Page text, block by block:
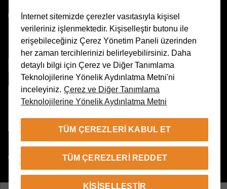
Uygulamamızı İndirin
© 2026 Beymen Tüm Hakları Saklıdır
İnternet sitemizde çerezler vasıtasıyla kişisel
verileriniz işlenmektedir. Kişiselleştir butonu ile
erişebileceğiniz Çerez Yönetim Paneli üzerinden
her zaman tercihlerinizi belirleyebilirsiniz. Daha
detaylı bilgi için Çerez ve Diğer Tanımlama
Teknolojilerine Yönelik Aydınlatma Metni'ni
inceleyiniz. Çerez ve Diğer Tanımlama
Teknolojilerine Yönelik Aydınlatma Metni
TÜM ÇEREZLERI KABUL ET
TÜM ÇEREZLERI REDDET
KIŞISELLEŞTIR